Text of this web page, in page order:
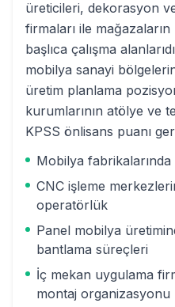
üreticileri, dekorasyon
firmaları ile
başlıca çalışma
mobilya sanayi
üretim planlama
kurumlarının atölye ve
KPSS önlisans puanı
Mobilya
CNC işleme
operatörlük
Panel mobilya
bantlama süreçleri
İç mekan uygulama
montaj organizasyonu